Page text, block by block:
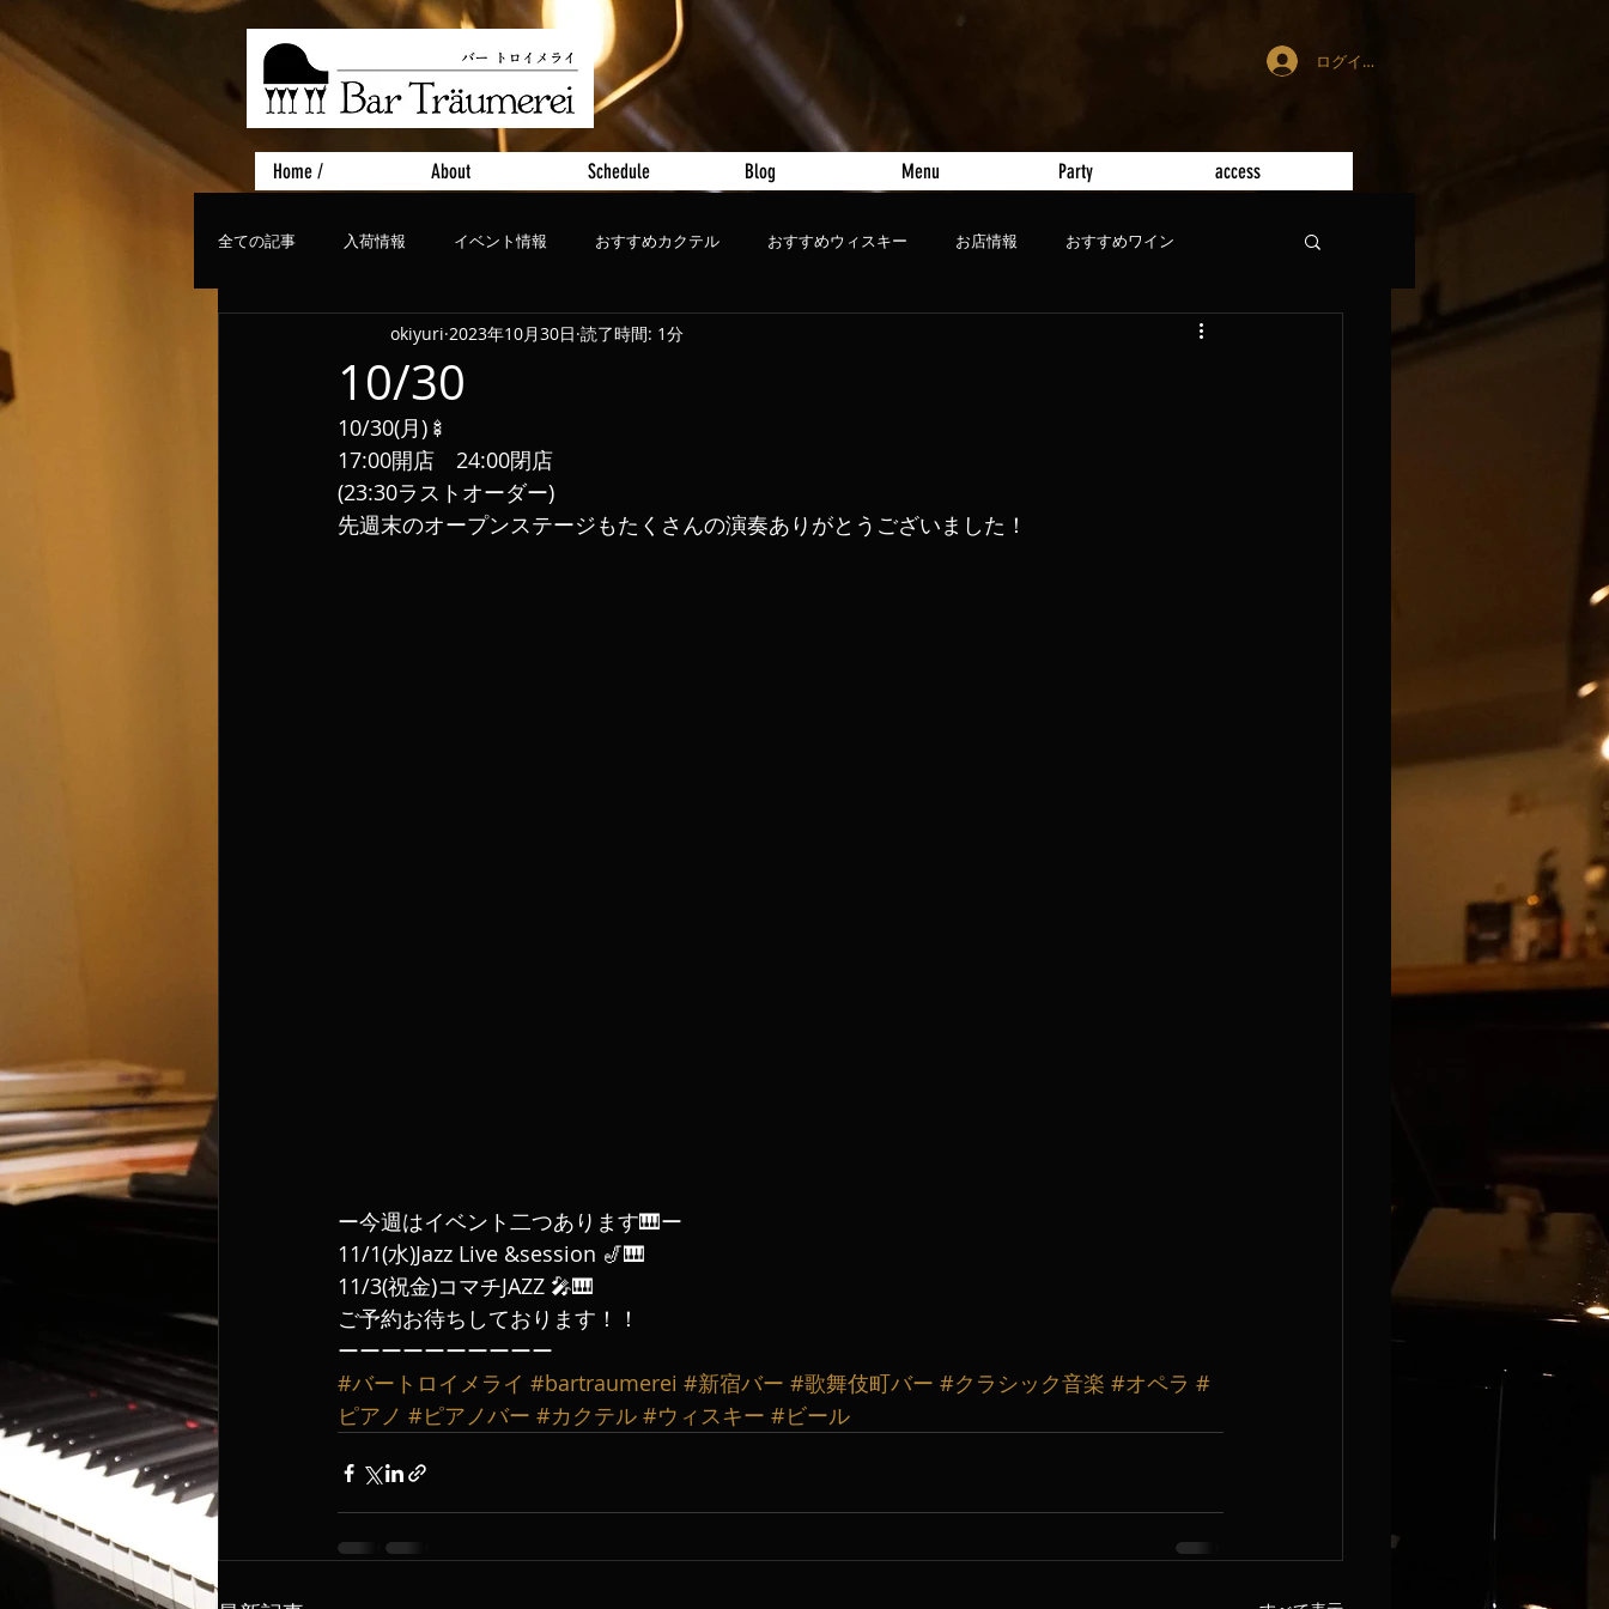
ログイン
Home / About Schedule Blog Menu Party access
全ての記事 入荷情報 イベント情報 おすすめカクテル おすすめウィスキー お店情報 おすすめワイン
ライブ、コンサート おすすめビール
10/30
okiyuri 2023年10月30日 読了時間: 1分
10/30(月)🍢
17:00開店　24:00閉店
(23:30ラストオーダー)
先週末のオープンステージもたくさんの演奏ありがとうございました！
ー今週はイベント二つあります🎹ー
11/1(水)Jazz Live &session 🎷🎹
11/3(祝金)コマチJAZZ 🎤🎹
ご予約お待ちしております！！
ーーーーーーーーーー
#バートロイメライ #bartraumerei #新宿バー #歌舞伎町バー #クラシック音楽 #オペラ #
ピアノ #ピアノバー #カクテル #ウィスキー #ビール